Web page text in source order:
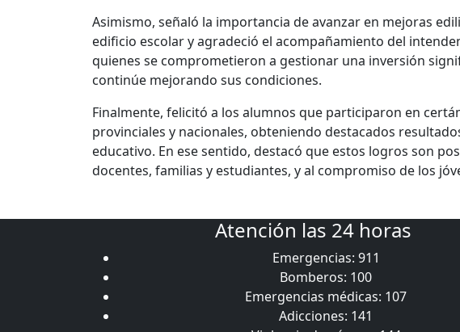
Asimismo, señaló la importancia de avanzar en mejoras
edificio escolar y agradeció el acompañamiento del
quienes se comprometieron a gestionar una inversión
continúe mejorando sus condiciones.
Finalmente, felicitó a los alumnos que participaron en
provinciales y nacionales, obteniendo destacados
educativo. En ese sentido, destacó que estos logros son
docentes, familias y estudiantes, y al compromiso de los
Atención las 24 horas
Emergencias: 911
Bomberos: 100
Emergencias médicas: 107
Adicciones: 141